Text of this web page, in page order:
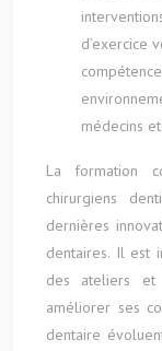
d’exercice
médecins
La formation
chirurgiens
dernières
dentaires. Il est
des ateliers
améliorer ses
dentaire